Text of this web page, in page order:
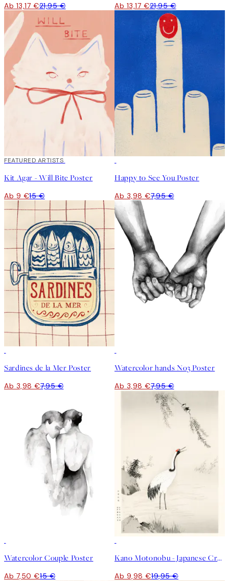
Ab 13,17 €21,95 € Ab 13,17 €21,95 €
40%*
FEATURED ARTISTS
Kit Agar - Will Bite Poster
Ab 9 €15 €
Happy to See You Poster
Ab 3,98 €7,95 €
Sardines de la Mer Poster
Ab 3,98 €7,95 €
Watercolor hands No3 Poster
Ab 3,98 €7,95 €
Watercolor Couple Poster
Ab 7,50 €15 €
Kano Motonobu - Japanese Crane Poster
Ab 9,98 €19,95 €